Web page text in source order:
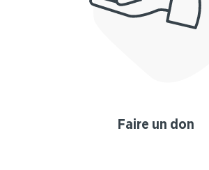
Faire un don